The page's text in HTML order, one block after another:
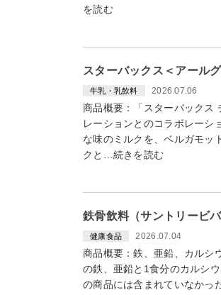
を読む
スターバックス＜アール
牛乳・乳飲料 2026.07.06
商品概要：「スターバックス
レーションとのコラボレーシ
な味のミルクを、ベルガモッ
クと…続きを読む
鉄骨飲料（サントリービ
健康食品 2026.07.04
商品概要：鉄、亜鉛、カルシ
の鉄、亜鉛と1食分のカルシ
の商品には含まれていなかっ